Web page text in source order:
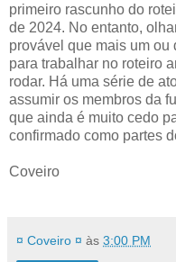
primeiro rascunho do
de 2024. No entanto,
provável que mais um
para trabalhar no roteiro
rodar. Há uma série de
assumir os membros da
que ainda é muito cedo
confirmado como partes
Coveiro
¤ Coveiro ¤ às 3:00 PM